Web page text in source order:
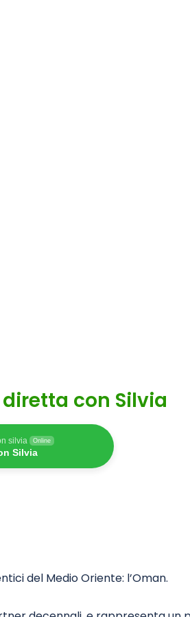
con Silvia
silvia Online
Silvia
del Medio Oriente: l’Oman.